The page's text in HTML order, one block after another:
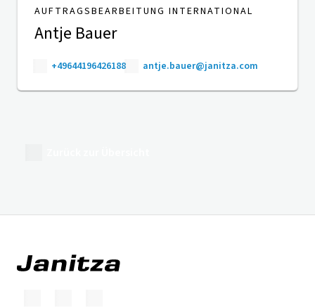
AUFTRAGSBEARBEITUNG INTERNATIONAL
Antje Bauer
+49644196426188 antje.bauer@janitza.com